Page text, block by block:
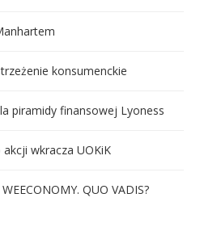
konsumenckie
piramidy finansowej Lyoness
wkracza UOKiK
QUO VADIS?